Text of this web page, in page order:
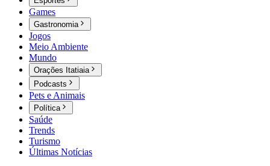
Games
Gastronomia
Jogos
Meio Ambiente
Mundo
Orações Itatiaia
Podcasts
Pets e Animais
Política
Saúde
Trends
Turismo
Últimas Notícias